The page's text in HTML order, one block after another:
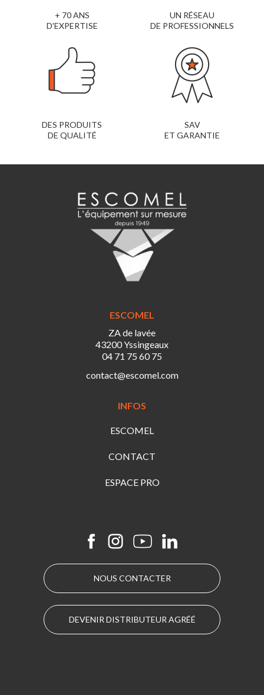
+ 70 ANS
D'EXPERTISE
UN RÉSEAU
DE PROFESSIONNELS
DES PRODUITS
DE QUALITÉ
SAV
ET GARANTIE
ESCOMEL
ZA de lavée
43200 Yssingeaux
04 71 75 60 75
contact@escomel.com
INFOS
ESCOMEL
CONTACT
ESPACE PRO
NOUS CONTACTER
DEVENIR DISTRIBUTEUR AGRÉÉ